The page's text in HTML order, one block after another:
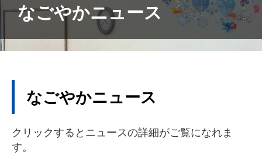
なごやかニュース
なごやかニュース
クリックするとニュースの詳細がご覧になれま
す。